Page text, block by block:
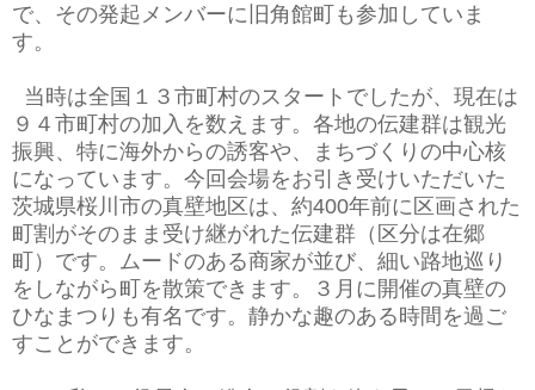
で、その発起メンバーに旧角館町も参加していま
す。
当時は全国１３市町村のスタートでしたが、現在は
９４市町村の加入を数えます。各地の伝建群は観光
振興、特に海外からの誘客や、まちづくりの中心核
になっています。今回会場をお引き受けいただいた
茨城県桜川市の真壁地区は、約400年前に区画された
町割がそのまま受け継がれた伝建群（区分は在郷
町）です。ムードのある商家が並び、細い路地巡り
をしながら町を散策できます。３月に開催の真壁の
ひなまつりも有名です。静かな趣のある時間を過ご
すことができます。